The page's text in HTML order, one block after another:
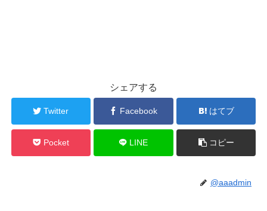
シェアする
Twitter Facebook はてブ
Pocket LINE コピー
@aaadmin